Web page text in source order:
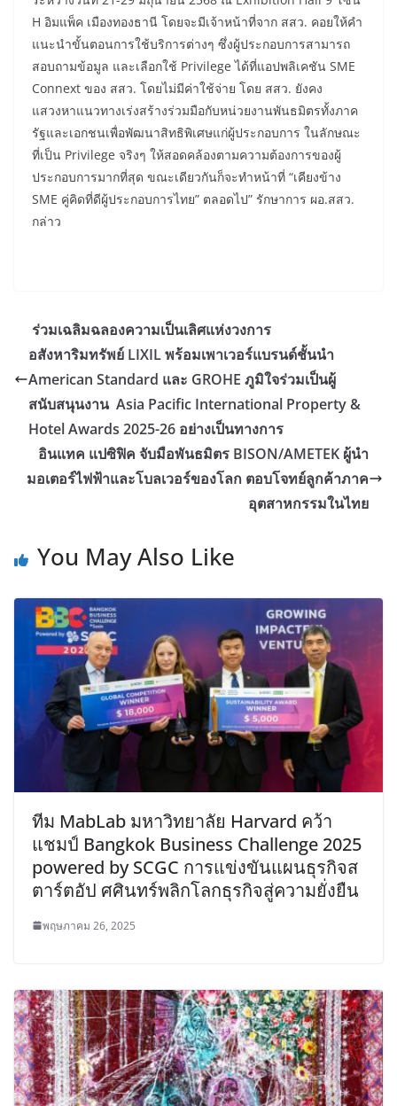
H อิมแพ็ค เมืองทองธานี โดยจะมีเจ้าหน้าที่จาก สสว. คอยให้คำ
แนะนำขั้นตอนการใช้บริการต่างๆ ซึ่งผู้ประกอบการสามารถ
สอบถามข้อมูล และเลือกใช้ Privilege ได้ที่แอปพลิเคชัน SME
Connext ของ สสว. โดยไม่มีค่าใช้จ่าย โดย สสว. ยังคง
แสวงหาแนวทางเร่งสร้างร่วมมือกับหน่วยงานพันธมิตรทั้งภาค
รัฐและเอกชนเพื่อพัฒนาสิทธิพิเศษแก่ผู้ประกอบการ ในลักษณะ
ที่เป็น Privilege จริงๆ ให้สอดคล้องตามความต้องการของผู้
ประกอบการมากที่สุด ขณะเดียวกันก็จะทำหน้าที่ “เคียงข้าง
SME คู่คิดที่ดีผู้ประกอบการไทย” ตลอดไป” รักษาการ ผอ.สสว.
กล่าว
ร่วมเฉลิมฉลองความเป็นเลิศแห่งวงการ
อสังหาริมทรัพย์ LIXIL พร้อมเพาเวอร์แบรนด์ชั้นนำ
American Standard และ GROHE ภูมิใจร่วมเป็นผู้
สนับสนุนงาน Asia Pacific International Property &
Hotel Awards 2025-26 อย่างเป็นทางการ
อินแทค แปซิฟิค จับมือพันธมิตร BISON/AMETEK ผู้นำ
มอเตอร์ไฟฟ้าและโบลเวอร์ของโลก ตอบโจทย์ลูกค้าภาค
อุตสาหกรรมในไทย
You May Also Like
ทีม MabLab มหาวิทยาลัย Harvard คว้า
แชมป์ Bangkok Business Challenge 2025
powered by SCGC การแข่งขันแผนธุรกิจส
ตาร์ตอัป ศศินทร์พลิกโลกธุรกิจสู่ความยั่งยืน
พฤษภาคม 26, 2025